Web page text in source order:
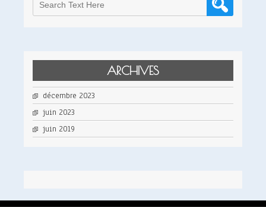
ARCHIVES
décembre 2023
juin 2023
juin 2019